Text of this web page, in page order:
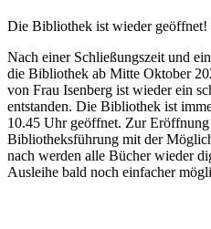
Die Bibliothek ist wieder geöffnet!
Nach einer Schließungszeit und
die Bibliothek ab Mitte Oktober
von Frau Isenberg ist wieder ein
entstanden. Die Bibliothek ist
10.45 Uhr geöffnet. Zur
Bibliotheksführung mit der
nach werden alle Bücher wieder
Ausleihe bald noch einfacher